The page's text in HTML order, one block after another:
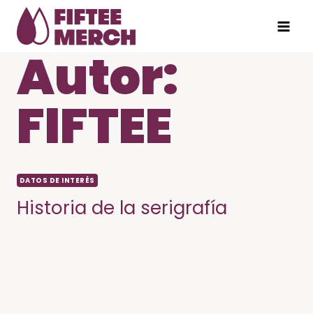
Saltar
contenido
Autor:
FIFTEE
DATOS DE INTERÉS
Historia de la serigrafía